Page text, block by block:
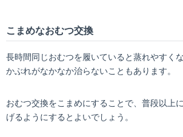
こまめなおむつ交換
長時間同じおむつを履いていると蒸れやすく
かぶれがなかなか治らないこともあります。
おむつ交換をこまめにすることで、普段以上
げるようにするとよいでしょう。